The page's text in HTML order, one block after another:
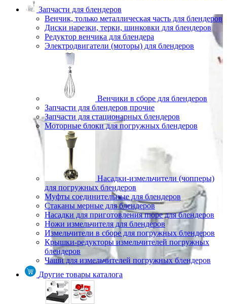
Запчасти для блендеров
Венчик, только металлическая часть для блендеров
Диски нарезки, терки, шинковки для блендеров
Редуктор венчика для блендера
Электродвигатели (моторы) для блендеров
Венчики в сборе для блендеров
Запчасти для блендеров прочие
Запчасти для стационарных блендеров
Моторные блоки для погружных блендеров
Насадки-измельчители (чопперы)
для погружных блендеров
Муфты соединительные для блендеров
Стаканы мерные для блендеров
Насадки для приготовления пюре для блендеров
Ножи измельчителя для блендеров
Измельчители в сборе для погружных блендеров
Крышки-редукторы измельчителей погружных
блендеров
Чаши для измельчителей погружных блендеров
Другие товары каталога